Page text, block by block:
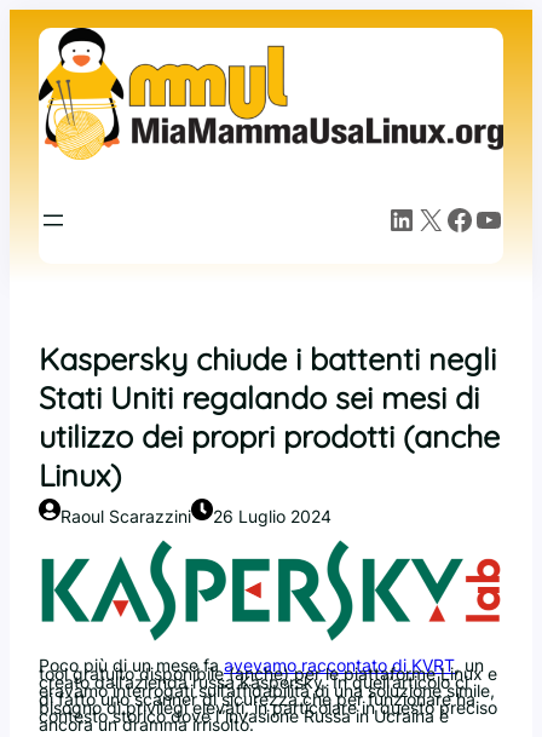
contenuto
LinkedIn X Facebook YouTube
Kaspersky chiude i battenti negli
Stati Uniti regalando sei mesi di
utilizzo dei propri prodotti (anche
Linux)
Raoul Scarazzini 26 Luglio 2024
Poco più di un mese fa avevamo raccontato di KVRT, un
tool gratuito disponibile (anche) per le piattaforme Linux e
creato dall’azienda russa Kaspersky. In quell’articolo ci
eravamo interrogati sull’affidabilità di una soluzione simile,
di fatto uno scanner di sicurezza che per funzionare ha
bisogno di privilegi elevati, in particolare in questo preciso
contesto storico dove l”invasione Russa in Ucraina è
ancora un dramma irrisolto.